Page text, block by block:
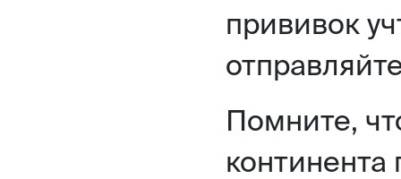
прививок
Помните,
континента